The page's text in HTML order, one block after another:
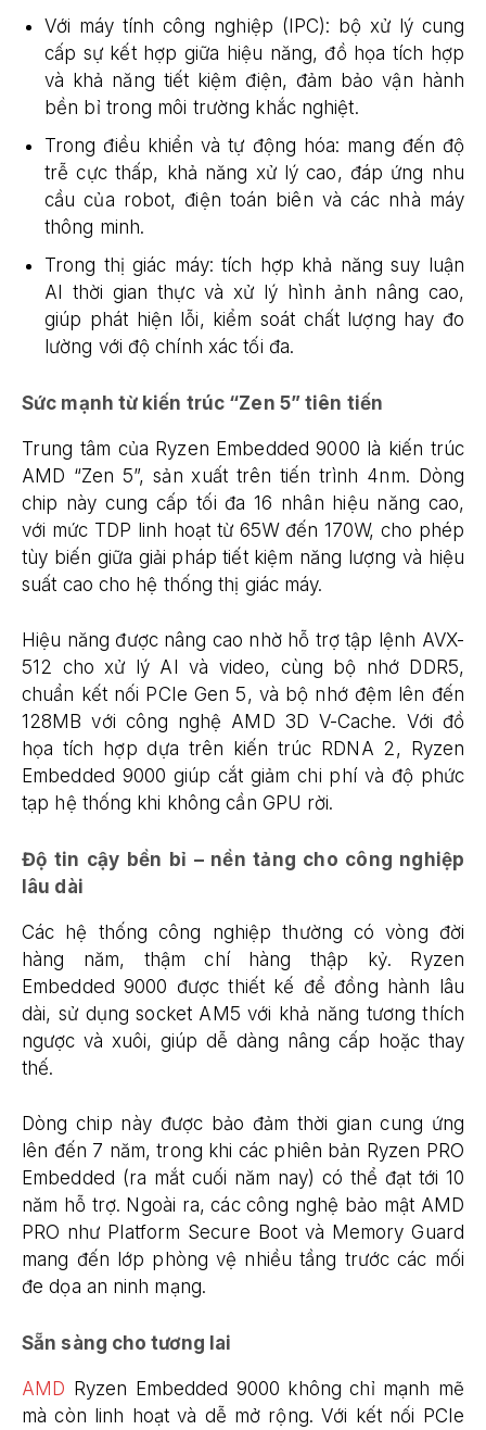
Với máy tính công nghiệp (IPC): bộ xử lý cung
cấp sự kết hợp giữa hiệu năng, đồ họa tích hợp
và khả năng tiết kiệm điện, đảm bảo vận hành
bền bỉ trong môi trường khắc nghiệt.
Trong điều khiển và tự động hóa: mang đến độ
trễ cực thấp, khả năng xử lý cao, đáp ứng nhu
cầu của robot, điện toán biên và các nhà máy
thông minh.
Trong thị giác máy: tích hợp khả năng suy luận
AI thời gian thực và xử lý hình ảnh nâng cao,
giúp phát hiện lỗi, kiểm soát chất lượng hay đo
lường với độ chính xác tối đa.
Sức mạnh từ kiến trúc “Zen 5” tiên tiến
Trung tâm của Ryzen Embedded 9000 là kiến trúc
AMD “Zen 5”, sản xuất trên tiến trình 4nm. Dòng
chip này cung cấp tối đa 16 nhân hiệu năng cao,
với mức TDP linh hoạt từ 65W đến 170W, cho phép
tùy biến giữa giải pháp tiết kiệm năng lượng và hiệu
suất cao cho hệ thống thị giác máy.
Hiệu năng được nâng cao nhờ hỗ trợ tập lệnh AVX-
512 cho xử lý AI và video, cùng bộ nhớ DDR5,
chuẩn kết nối PCIe Gen 5, và bộ nhớ đệm lên đến
128MB với công nghệ AMD 3D V-Cache. Với đồ
họa tích hợp dựa trên kiến trúc RDNA 2, Ryzen
Embedded 9000 giúp cắt giảm chi phí và độ phức
tạp hệ thống khi không cần GPU rời.
Độ tin cậy bền bỉ – nền tảng cho công nghiệp
lâu dài
Các hệ thống công nghiệp thường có vòng đời
hàng năm, thậm chí hàng thập kỷ. Ryzen
Embedded 9000 được thiết kế để đồng hành lâu
dài, sử dụng socket AM5 với khả năng tương thích
ngược và xuôi, giúp dễ dàng nâng cấp hoặc thay
thế.
Dòng chip này được bảo đảm thời gian cung ứng
lên đến 7 năm, trong khi các phiên bản Ryzen PRO
Embedded (ra mắt cuối năm nay) có thể đạt tới 10
năm hỗ trợ. Ngoài ra, các công nghệ bảo mật AMD
PRO như Platform Secure Boot và Memory Guard
mang đến lớp phòng vệ nhiều tầng trước các mối
đe dọa an ninh mạng.
Sẵn sàng cho tương lai
AMD Ryzen Embedded 9000 không chỉ mạnh mẽ
mà còn linh hoạt và dễ mở rộng. Với kết nối PCIe